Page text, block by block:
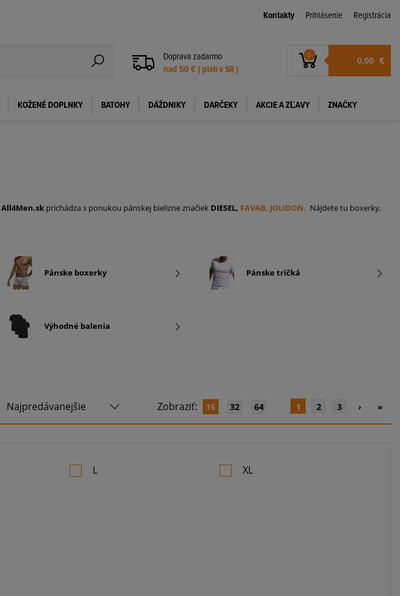
Kontakty Prihlásenie Registrácia
Doprava zadarmo
nad 50 € ( platí v SR )
0 0,00 €
KOŽENÉ DOPLNKY BATOHY DÁŽDNIKY DARČEKY AKCIE A ZĽAVY ZNAČKY
All4Men.sk prichádza s ponukou pánskej bielizne značiek DIESEL, FAVAB, JOLIDON. Nájdete tu boxerky,
DIESEL.
Pánske boxerky Pánske tričká
Výhodné balenia
Zobraziť: 16 32 64 1 2 3 › »
L
XL